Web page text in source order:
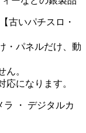
古いパチスロ・
・パネルだけ、動
ん。
になります。
ラ ・ デジタルカ